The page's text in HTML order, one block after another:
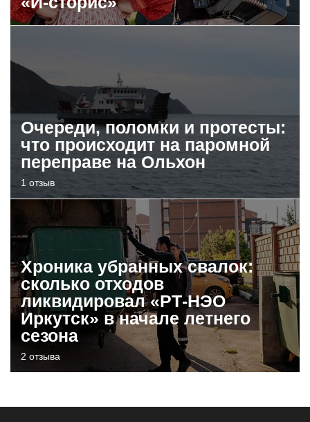
Очереди, поломки и протесты:
что происходит на паромной
переправе на Ольхон
1 отзыв
Хроника убранных свалок:
сколько отходов
ликвидировал «РТ-НЭО
Иркутск» в начале летнего
сезона
2 отзыва